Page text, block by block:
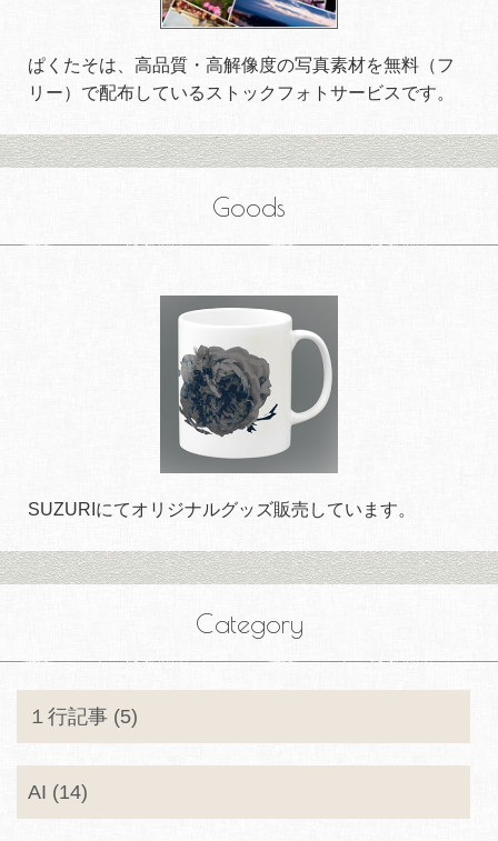
ぱくたそは、高品質・高解像度の写真素材を無料（フ
リー）で配布しているストックフォトサービスです。
Goods
SUZURIにてオリジナルグッズ販売しています。
Category
１行記事 (5)
AI (14)